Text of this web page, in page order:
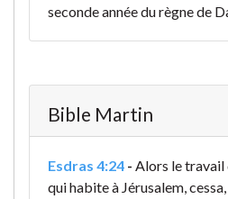
seconde année du règne de
Bible Martin
Esdras 4:24 - Alors le travail
qui habite à Jérusalem,